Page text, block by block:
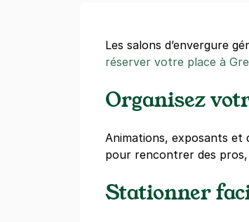
Les salons d’envergure
réserver votre place à
Organisez
Animations, exposants
pour rencontrer des
Stationner